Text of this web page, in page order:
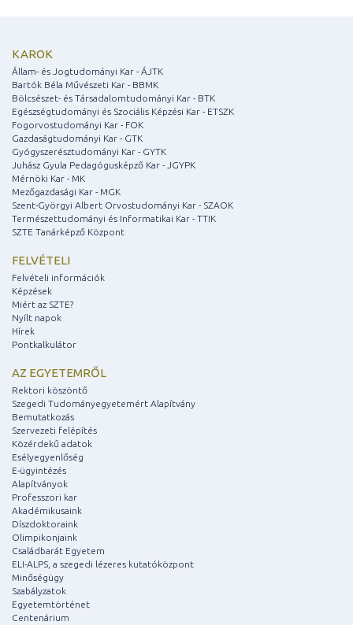
KAROK
Állam- és Jogtudományi Kar - ÁJTK
Bartók Béla Művészeti Kar - BBMK
Bölcsészet- és Társadalomtudományi Kar - BTK
Egészségtudományi és Szociális Képzési Kar - ETSZK
Fogorvostudományi Kar - FOK
Gazdaságtudományi Kar - GTK
Gyógyszerésztudományi Kar - GYTK
Juhász Gyula Pedagógusképző Kar - JGYPK
Mérnöki Kar - MK
Mezőgazdasági Kar - MGK
Szent-Györgyi Albert Orvostudományi Kar - SZAOK
Természettudományi és Informatikai Kar - TTIK
SZTE Tanárképző Központ
FELVÉTELI
Felvételi információk
Képzések
Miért az SZTE?
Nyílt napok
Hírek
Pontkalkulátor
AZ EGYETEMRŐL
Rektori köszöntő
Szegedi Tudományegyetemért Alapítvány
Bemutatkozás
Szervezeti felépítés
Közérdekű adatok
Esélyegyenlőség
E-ügyintézés
Alapítványok
Professzori kar
Akadémikusaink
Díszdoktoraink
Olimpikonjaink
Családbarát Egyetem
ELI-ALPS, a szegedi lézeres kutatóközpont
Minőségügy
Szabályzatok
Egyetemtörténet
Centenárium